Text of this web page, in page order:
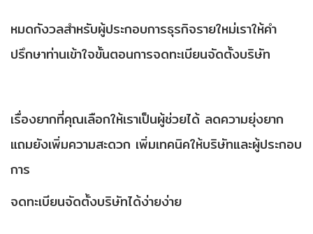
หมดกังวลสำหรับผู้ประกอบการธุรกิจรายใหม่เราให้คำ
ปรึกษาท่านเข้าใจขั้นตอนการจดทะเบียนจัดตั้งบริษัท
เรื่องยากที่คุณเลือกให้เราเป็นผู้ช่วยได้ ลดความยุ่งยาก
แถมยังเพิ่มความสะดวก เพิ่มเทคนิคให้บริษัทและผู้ประกอบ
การ
จดทะเบียนจัดตั้งบริษัทได้ง่ายง่าย